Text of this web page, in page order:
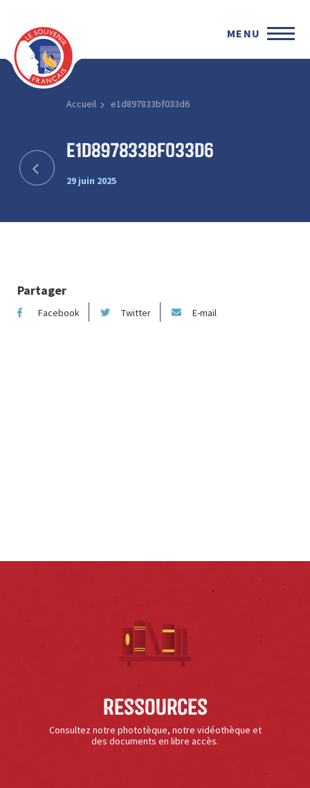
MENU
Accueil e1d897833bf033d6
e1d897833bf033d6
29 juin 2025
Partager
Facebook Twitter E-mail
Ressources
Consultez notre phototèque, notre vidéothèque et
des documents en libre accès.